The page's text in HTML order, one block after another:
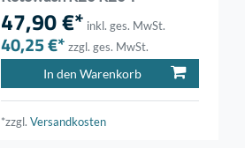
47,90 €* inkl. ges. MwSt.
40,25 €* zzgl. ges. MwSt.
In den Warenkorb
*zzgl.Versandkosten